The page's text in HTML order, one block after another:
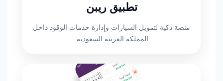
تطبيق ريبن
منصة ذكية لتمويل السيارات وإدارة خدمات الوقود داخل
المملكة العربية السعودية.